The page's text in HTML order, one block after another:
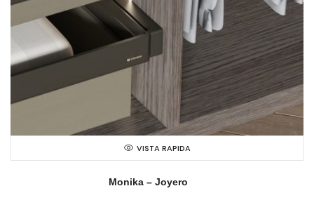
VISTA RAPIDA
Monika – Joyero